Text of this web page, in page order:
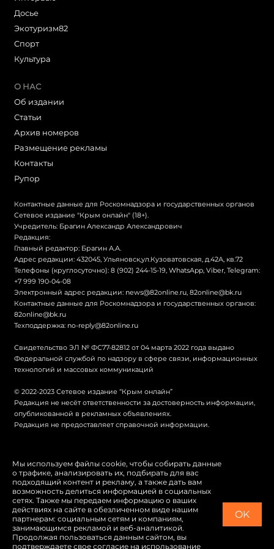
Досье
Экотуризм82
Cпорт
Культура
О НАС
Об издании
Статьи
Архив номеров
Размещение рекламы
Контакты
Рупор
Контактные данные для Роскомнадзора и государственных органов
Сетевое издание "Крым онлайн" (18+).
Учредитель: Брагин Александр Александрович
Редакция:
Главный редактор: Брагин А.А.
Адрес редакции: 432045, Ульяновск,ул.Кузоватовская, д.42А, кв.72
Телефоны (круглосуточно): 8 (902) 244-15-19, WhatsApp, Viber, Telegram:
+7 999 190-04-08
Электронный адрес редакции: news@82online.ru, 82online@bk.ru
Контактные данные для Роскомнадзора и государственных органов:
82online@bk.ru
Техподдержка: no-reply@82online.ru
Свидетельство ЭЛ № ФС77-82812 от 04 марта 2022 года выдано
Федеральной службой по надзору в сфере связи, информационных
технологий и массовых коммуникаций
© 2022-2023 Сетевое издание “Крым онлайн”
Редакция не несёт ответственности за достоверность информации,
опубликованной в рекламных объявлениях.
Редакция не предоставляет справочной информации.
© Крым онлайн
Политика конфиденциальности
Карта сайта
Switch to English
Мы используем файлы cookie, чтобы собирать данные
о трафике, анализировать их, подбирать для вас
подходящий контент и рекламу, а также дать вам
возможность делиться информацией в социальных
сетях. Также мы передаем информацию о ваших
действиях на сайте в обезличенном виде нашим
партнерам: социальным сетям и компаниям,
занимающимся рекламой и веб-аналитикой.
Продолжая пользоваться данным сайтом, вы
подтверждаете свое согласие на использование
OK